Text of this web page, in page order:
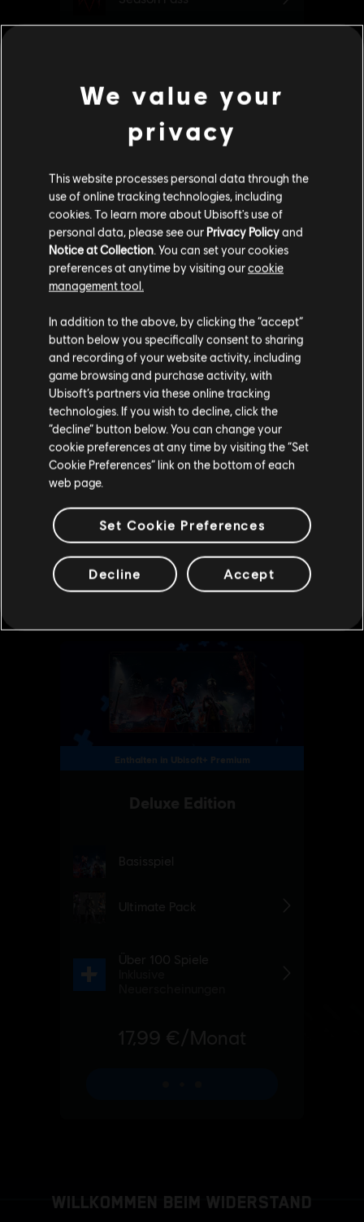
Soweit wir wissen kommst du aus
Staaten von Amerika.
Wenn du etwas bestellen möchtest, besuche bitte
deinen lokalen Ubisoft Store.
Im aktuellen Store bleiben
ZUM LOKALEN STORE WECHSELN
We value your
privacy
This website processes personal data through the
use of online tracking technologies, including
cookies. To learn more about Ubisoft's use of
personal data, please see our Privacy Policyand
Notice at Collection . You can set your cookies
preferences at anytime by visiting ourcookie
management tool.
In addition to the above, by clicking the “accept”
button below you specifically consent to sharing
and recording of your website activity, including
game browsing and purchase activity, with
Ubisoft’s partners via these online tracking
technologies. If you wish to decline, click the
“decline” button below. You can change your
cookie preferences at any time by visiting the “Set
Cookie Preferences” link on the bottom of each
web page.
Set Cookie Preferences
Decline Accept